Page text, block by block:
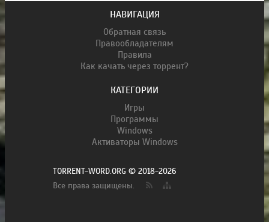
НАВИГАЦИЯ
Обратная связь
Правообладателям
Правила
Как качать через торрент?
КАТЕГОРИИ
Игры
Программы
Windows
Активаторы Windows
TORRENT-WORD.ORG © 2018-2026
Все права защищены.